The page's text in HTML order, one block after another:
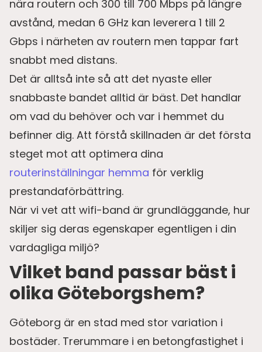
nära routern och 300 till 700 Mbps på längre
avstånd, medan 6 GHz kan leverera 1 till 2
Gbps i närheten av routern men tappar fart
snabbt med distans.
Det är alltså inte så att det nyaste eller
snabbaste bandet alltid är bäst. Det handlar
om vad du behöver och var i hemmet du
befinner dig. Att förstå skillnaden är det första
steget mot att optimera dina
routerinställningar hemma för verklig
prestandaförbättring.
När vi vet att wifi-band är grundläggande, hur
skiljer sig deras egenskaper egentligen i din
vardagliga miljö?
Vilket band passar bäst i
olika Göteborgshem?
Göteborg är en stad med stor variation i
bostäder. Trerummare i en betongfastighet i